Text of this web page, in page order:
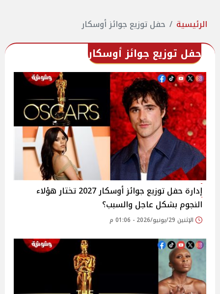
الرئيسية حفل توزيع جوائز أوسكار
حفل توزيع جوائز أوسكار
إدارة حفل توزيع جوائز أوسكار 2027 تختار هؤلاء
النجوم بشكل عاجل والسبب؟
الإثنين 29/يونيو/2026 - 01:06 م